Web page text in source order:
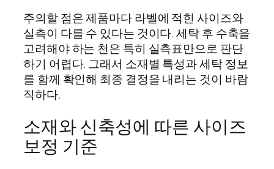
주의할 점은 제품마다 라벨에 적힌 사이즈와
실측이 다를 수 있다는 것이다. 세탁 후 수축을
고려해야 하는 천은 특히 실측표만으로 판단
하기 어렵다. 그래서 소재별 특성과 세탁 정보
를 함께 확인해 최종 결정을 내리는 것이 바람
직하다.
소재와 신축성에 따른 사이즈
보정 기준